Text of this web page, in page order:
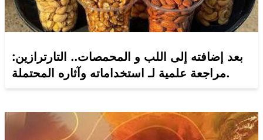
بعد إضافته إلى اللب و المحمصات.. التارترازين:
مراجعة علمية لـ استخداماته وآثاره المحتملة.